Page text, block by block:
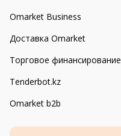
Omarket Business
Доставка Omarket
Торговое финансирование
Tenderbot.kz
Omarket b2b